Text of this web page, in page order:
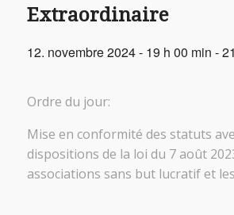
Extraordinaire
12. novembre 2024 - 19 h 00 min -
Ordre du jour:
Mise en conformité des statuts
dispositions de la loi du 7 août
associations sans but lucratif et